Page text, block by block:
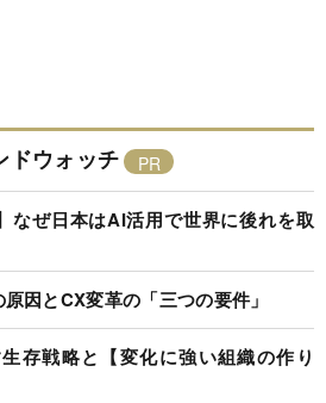
ドウォッチ
なぜ日本はAI活用で世界に後れを取
因とCX変革の「三つの要件」
存戦略と【変化に強い組織の作り